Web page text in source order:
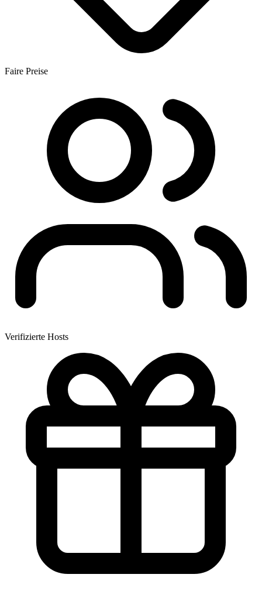
Faire Preise
Verifizierte Hosts